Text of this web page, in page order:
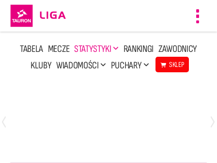
TABELA MECZE STATYSTYKI RANKINGI ZAWODNICY
KLUBY WIADOMOŚCI PUCHARY SKLEP